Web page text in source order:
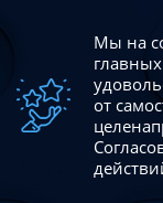
Мы на
от